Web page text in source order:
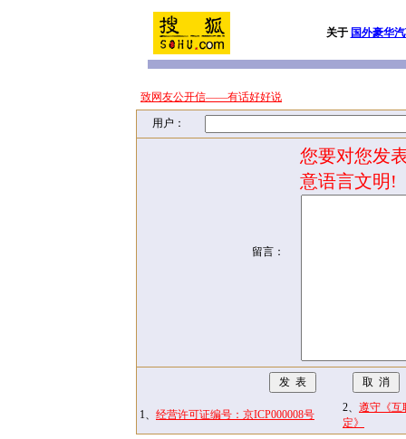
关于 国外豪华
致网友公开信——有话好好说
用户：
留言：
您要对您发
意语言文明!
1、 经营许可证编号：京ICP000008号
2、 遵守《互
定》